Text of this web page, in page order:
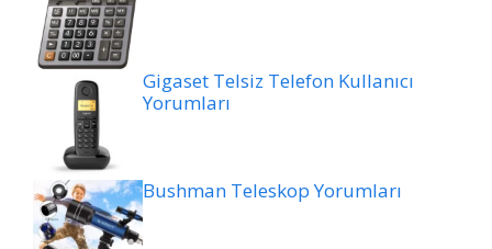
Gigaset Telsiz Telefon Kullanıcı
Yorumları
Bushman Teleskop Yorumları